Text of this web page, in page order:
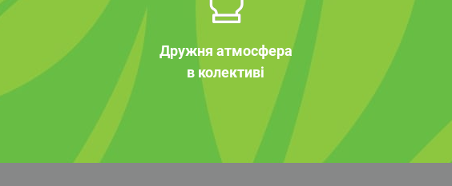
Дружня атмосфера
в колективі